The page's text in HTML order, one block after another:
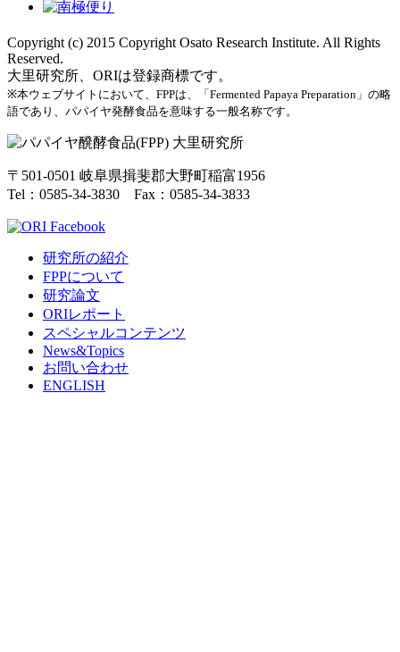
Copyright (c) 2015 Copyright Osato Research Institute. All Rights
Reserved.
大里研究所、ORIは登録商標です。
※本ウェブサイトにおいて、FPPは、「Fermented Papaya Preparation」の略
語であり、パパイヤ発酵食品を意味する一般名称です。
〒501-0501 岐阜県揖斐郡大野町稲富1956
Tel：0585-34-3830 Fax：0585-34-3833
研究所の紹介
FPPについて
研究論文
ORIレポート
スペシャルコンテンツ
News&Topics
お問い合わせ
ENGLISH